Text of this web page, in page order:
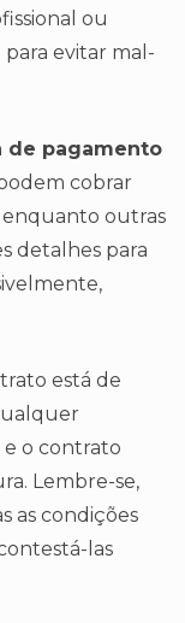
ou
para evitar mal-
de pagamento
cobrar
outras
detalhes para
está de
o contrato
Lembre-se,
as condições
las